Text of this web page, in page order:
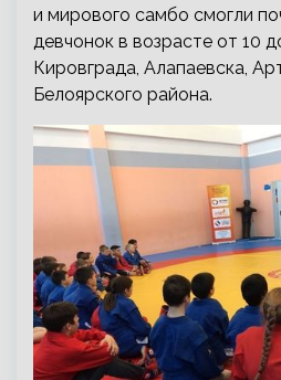
и мирового самбо смогли
девчонок в возрасте от 10
Кировграда, Алапаевска,
Белоярского района.